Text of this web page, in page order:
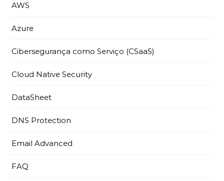
AWS
Azure
Cibersegurança como Serviço (CSaaS)
Cloud Native Security
DataSheet
DNS Protection
Email Advanced
FAQ